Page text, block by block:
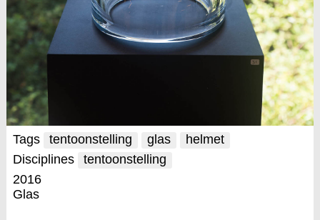
Tags tentoonstelling glas
helmet
Disciplines
tentoonstelling
2016
Glas